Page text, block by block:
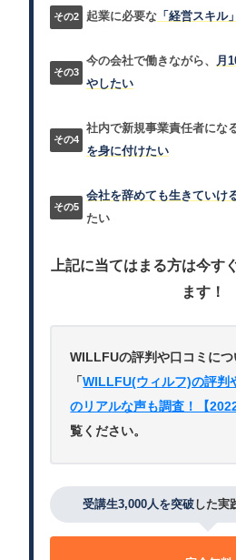
起業に必要な 「経営スキル
今の会社で働きながら、
月
やしたい
社内で新規事業責任者にな
を身に付けたい
会社を辞めても生きていけ
たい
上記に当てはまる方は今す
ます！
WILLFUの評判や口コミにつ
「WILLFU(ウィルフ)の評判
のリアルな声も調査！【
覧ください。
受講生3,000人を突破 した実